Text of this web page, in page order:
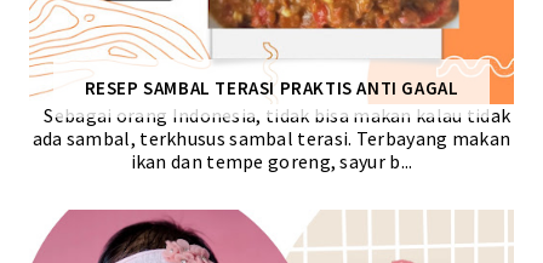
RESEP SAMBAL TERASI PRAKTIS ANTI GAGAL
Sebagai orang Indonesia, tidak bisa makan kalau tidak
ada sambal, terkhusus sambal terasi. Terbayang makan
ikan dan tempe goreng, sayur b...